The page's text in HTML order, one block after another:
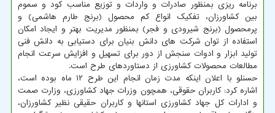
برنامه ریزی بمنظور صادرات و واردات و توزیع مناسب کود و سموم
بین کشاورزان، تفکیک انواع کم محصول (برنج طارم هاشمی) و
پرمحصول (برنج شیرودی و فجر) بمنظور مدیریت بهتر و ایجاد امکان
استفاده از توان شرکت های دانش بنیان برای دستیابی به دانش فنی
تولید ابزار و ادوات سنجش از دور برای تسهیل و افزایش سرعت انجام
مطالعات محصولات کشاورزی از دستاوردهای طرح است.
حسنلو با اعلان اینکه مدت زمان انجام این طرح ۱۲ ماه بوده است،
اشاره کرد: کاربران حقوقی، همچون وزرات جهاد کشاورزی، وزارت صمت
و ادارات کل جهاد کشاورزی استانها و کاربران حقیقی نظیر کشاورزان،